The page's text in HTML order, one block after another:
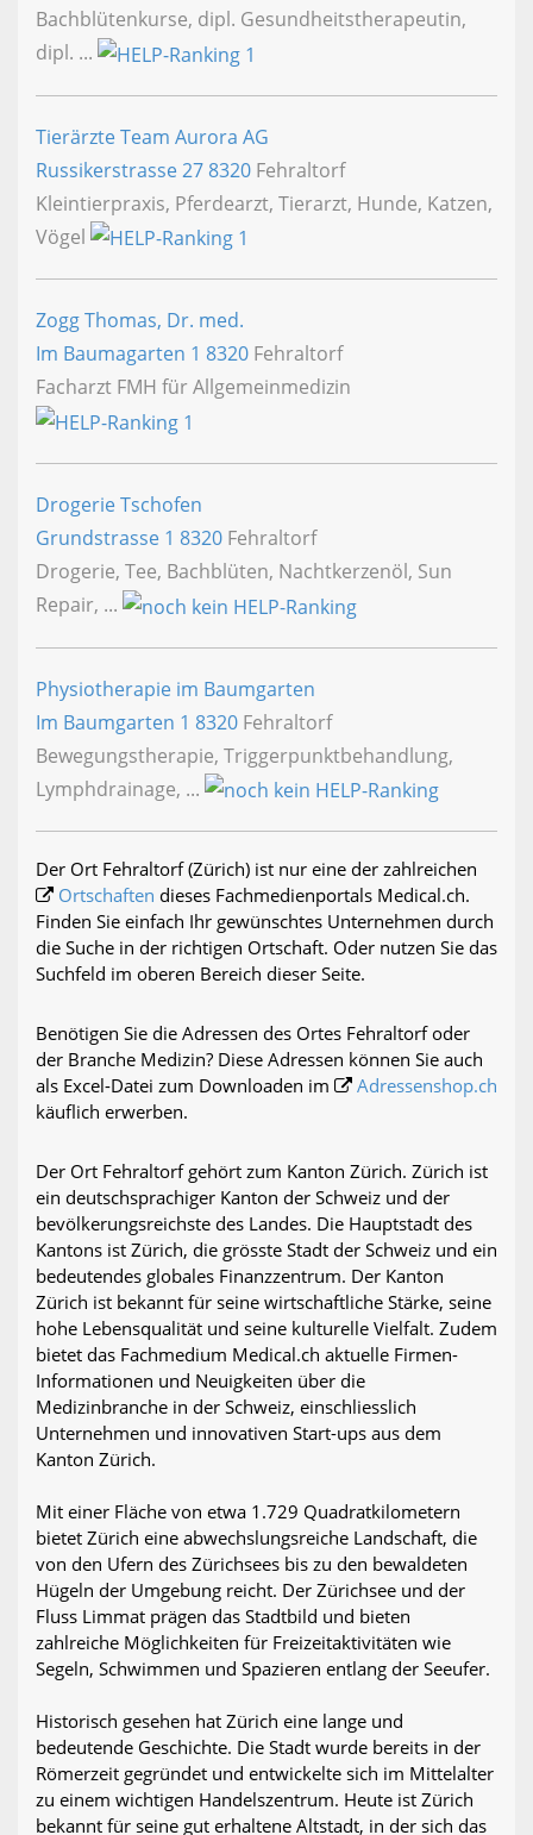
Bachblütenkurse, dipl. Gesundheitstherapeutin,
dipl. ...
Tierärzte Team Aurora AG
Russikerstrasse 278320 Fehraltorf
Kleintierpraxis, Pferdearzt, Tierarzt, Hunde, Katzen,
Vögel
Zogg Thomas, Dr. med.
Im Baumagarten 1 8320 Fehraltorf
Facharzt FMH für Allgemeinmedizin
Drogerie Tschofen
Grundstrasse 1 8320 Fehraltorf
Drogerie, Tee, Bachblüten, Nachtkerzenöl, Sun
Repair, ...
Physiotherapie im Baumgarten
Im Baumgarten 1 8320 Fehraltorf
Bewegungstherapie, Triggerpunktbehandlung,
Lymphdrainage, ...
Der Ort Fehraltorf (Zürich) ist nur eine der zahlreichen
Ortschaften dieses Fachmedienportals Medical.ch.
Finden Sie einfach Ihr gewünschtes Unternehmen durch
die Suche in der richtigen Ortschaft. Oder nutzen Sie das
Suchfeld im oberen Bereich dieser Seite.
Benötigen Sie die Adressen des Ortes Fehraltorf oder
der Branche Medizin? Diese Adressen können Sie auch
als Excel-Datei zum Downloaden im
Adressenshop.ch
käuflich erwerben.
Der Ort Fehraltorf gehört zum Kanton Zürich. Zürich ist
ein deutschsprachiger Kanton der Schweiz und der
bevölkerungsreichste des Landes. Die Hauptstadt des
Kantons ist Zürich, die grösste Stadt der Schweiz und ein
bedeutendes globales Finanzzentrum. Der Kanton
Zürich ist bekannt für seine wirtschaftliche Stärke, seine
hohe Lebensqualität und seine kulturelle Vielfalt. Zudem
bietet das Fachmedium Medical.ch aktuelle Firmen-
Informationen und Neuigkeiten über die
Medizinbranche in der Schweiz, einschliesslich
Unternehmen und innovativen Start-ups aus dem
Kanton Zürich.
Mit einer Fläche von etwa 1.729 Quadratkilometern
bietet Zürich eine abwechslungsreiche Landschaft, die
von den Ufern des Zürichsees bis zu den bewaldeten
Hügeln der Umgebung reicht. Der Zürichsee und der
Fluss Limmat prägen das Stadtbild und bieten
zahlreiche Möglichkeiten für Freizeitaktivitäten wie
Segeln, Schwimmen und Spazieren entlang der Seeufer.
Historisch gesehen hat Zürich eine lange und
bedeutende Geschichte. Die Stadt wurde bereits in der
Römerzeit gegründet und entwickelte sich im Mittelalter
zu einem wichtigen Handelszentrum. Heute ist Zürich
bekannt für seine gut erhaltene Altstadt, in der sich das